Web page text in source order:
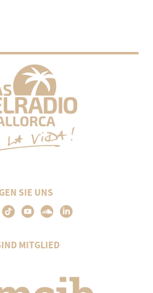
SIE UNS
MITGLIED